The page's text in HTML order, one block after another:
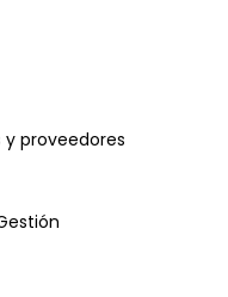
proveedores